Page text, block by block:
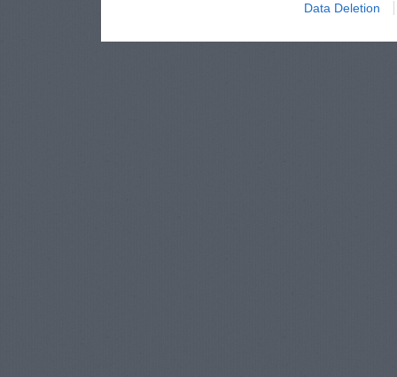
Data Deletion